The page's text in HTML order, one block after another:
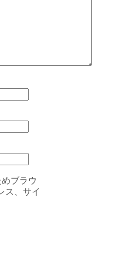
ブラウ
ス、サイ